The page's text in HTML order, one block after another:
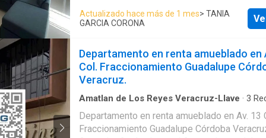
mantenimiento mensual de $1,500!, incluye
cable e internet. En 2 planta en edificio
ubicado. Características: 3 recámaras
amueblado, 2 lugares de estacionamiento,
escaleras, roof garden, sistema de
portones eléctricos independientes para
Para renta, contrato mínimo a 6 meses, no
mascotas!!!. Para venta $2,700,000 Precio
Solo se aceptan crédito Bancario, Infonavit o
Actualizado hace más de 1 mes> TANIA
GARCIA CORONA
Departamento en renta amueblado en
Col. Fraccionamiento Guadalupe
Veracruz.
Amatlan de Los Reyes Veracruz-Llave · 3
Departamento en renta amueblado en Av. 13
Fraccionamiento Guadalupe Córdoba Veracruz.